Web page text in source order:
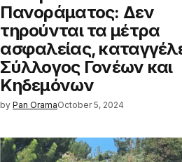
Πανοράματος: Δεν
τηρούνται τα μέτρα
ασφαλείας,
Σύλλογος Γονέων και
Κηδεμόνων
by Pan OramaOctober 5, 2024